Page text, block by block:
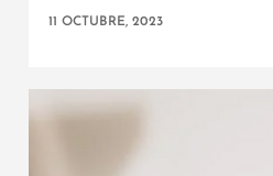
11 OCTUBRE, 2023